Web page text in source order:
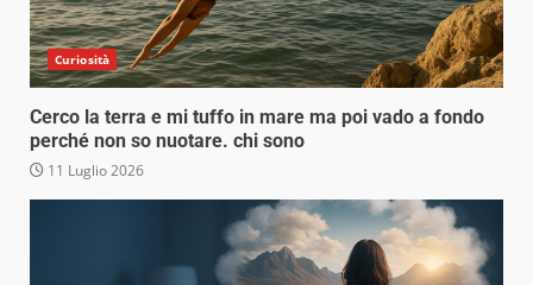
Curiosità
Cerco la terra e mi tuffo in mare ma poi vado a fondo
perché non so nuotare. chi sono
11 Luglio 2026